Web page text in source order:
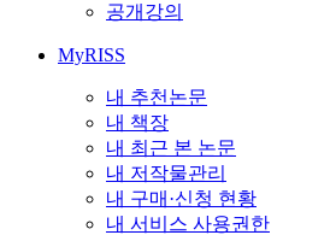
공개강의
MyRISS
내 추천논문
내 책장
내 최근 본 논문
내 저작물관리
내 구매·신청 현황
내 서비스 사용권한